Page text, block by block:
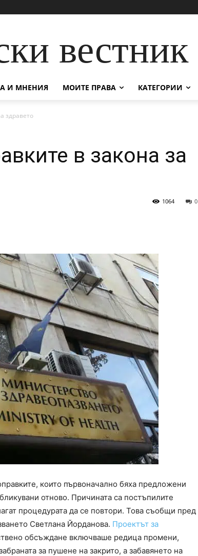
вестник
И МНЕНИЯ МОИТЕ ПРАВА КАТЕГОРИИ
здравето
в закона за
0
1064
които първоначално бяха предложени
отново. Причината са постъпилите
процедурата да се повтори. Това съобщи пред
Светлана Йорданова. Проектът за
обсъждане включваше редица промени,
за пушене на закрито, а забавянето на